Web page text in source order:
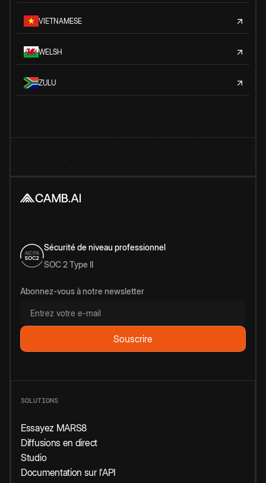
VIETNAMESE
WELSH
ZULU
Sécurité de niveau professionnel
SOC 2 Type II
Abonnez-vous à notre newsletter
SOLUTIONS
Essayez MARS8
Diffusions en direct
Studio
Documentation sur l'API